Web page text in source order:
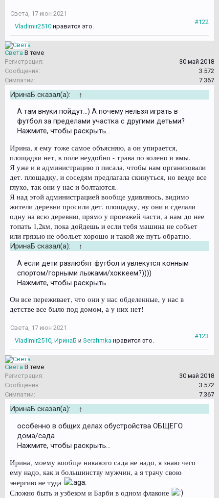
Света 17 июн 2021
#122
Vladimir2510 нравится это.
Света В теме
Регистрация:
30 май 2018
Сообщения:
3.572
Симпатии:
7.367
ИринаБ сказал(а):
↑
А там внуки пойдут...) А почему нельзя играть в
футбол за пределами участка с другими детьми?
Нажмите, чтобы раскрыть...
Ирина, я ему тоже самое объясняю, а он упирается,
площадки нет, в поле неудобно - трава по колено и ямы.
Я уже и в администрацию п писала, чтобы нам организовали
дет. площадку, и соседям предлагала скинуться, но везде все
глухо, так они у нас и болтаются.
Я над этой администрацией вообще удивляюсь, видимо
жители деревни просили дет. площадку, ну они и сделали
одну на всю деревню, прямо у проезжей части, а нам до нее
топать 1,2км, пока дойдешь и если тебя машина не собьет
или грязью не обольет хорошо и такой же путь обратно.
ИринаБ сказал(а):
↑
А если дети разлюбят футбол и увлекутся конным
спортом/горными лыжами/хоккеем?))))
Нажмите, чтобы раскрыть...
Он все переживает, что они у нас обделенные, у нас в
детстве все было под домом, а у них нет!
Света, 17 июн 2021
#123
Vladimir2510, ИринаБ и Serafimka нравится это.
Света В теме
Регистрация:
30 май 2018
Сообщения:
3.572
Симпатии:
7.367
ИринаБ сказал(а):
↑
особенно в общих делах обустройства ОБЩЕГО
дома/сада
Нажмите, чтобы раскрыть...
Ирина, моему вообще никакого сада не надо, я знаю чего
ему надо, как и большинству мужчин, а я трачу свою
энергию не туда
Сложно быть и узбеком и Барби в одном флаконе